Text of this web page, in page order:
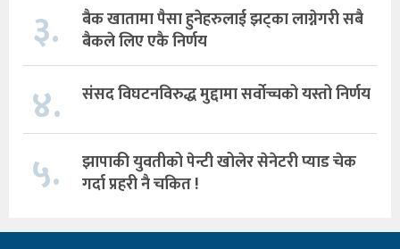
३.
बैक खातामा पैसा हुनेहरुलाई झट्का लाग्नेगरी सबै
बैकले लिए एकै निर्णय
४. संसद विघटनविरुद्ध मुद्दामा सर्वोच्चको यस्तो निर्णय
५.
झापाकी युवतीको पेन्टी खोलेर सेनेटरी प्याड चेक
गर्दा प्रहरी नै चकित !